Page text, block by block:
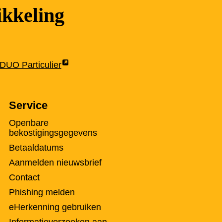
Particulier
Service
Openbare
bekostigingsgegevens
Betaaldatums
Aanmelden nieuwsbrief
Contact
Phishing melden
eHerkenning gebruiken